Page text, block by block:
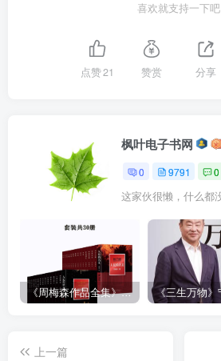
喜欢就支持一下吧
点赞21 赞赏 分享
枫叶电子书网
0 9791 0
这家伙很懒，什么都
《周梅森作品全集》[共30册]
上一篇